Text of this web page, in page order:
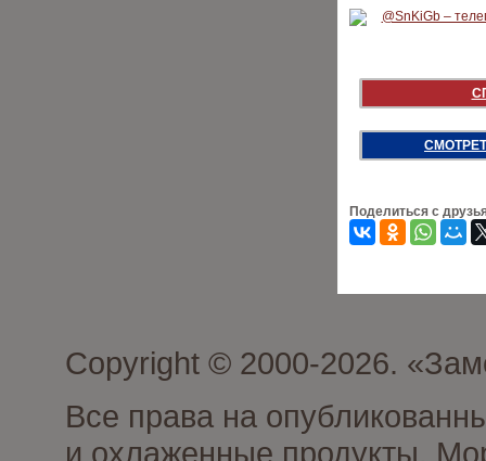
Поделиться с
Copyright © 2000-2026.
Все права на
и охлаженные продукты.